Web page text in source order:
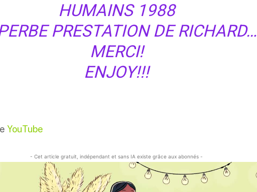
HUMAINS 1988
PRESTATION DE RICHARD…
MERCI!
ENJOY!!!
YouTube
- Cet article gratuit, indépendant et sans IA existe grâce aux abonnés -